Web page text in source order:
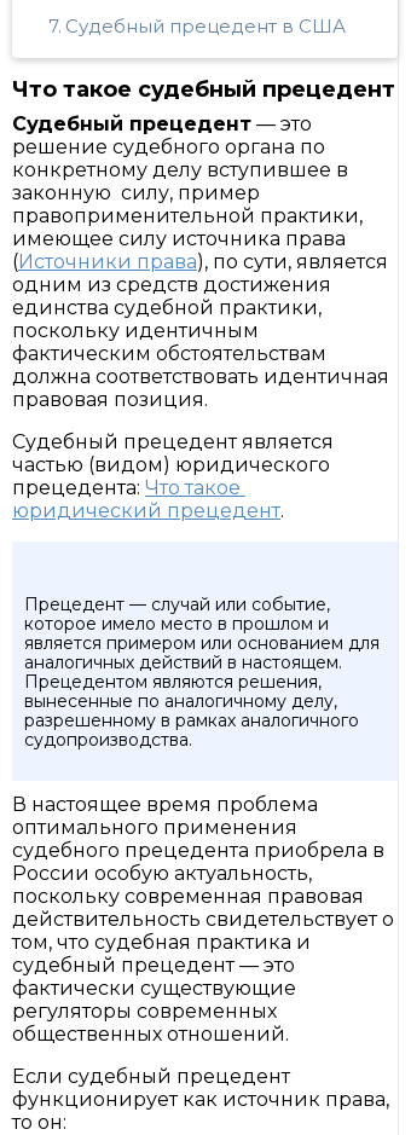
Судебный прецедент в США
Что такое судебный прецедент
Судебный прецедент — это
решение судебного органа по
конкретному делу вступившее в
законную силу, пример
правоприменительной практики,
имеющее силу источника права
(Источники права), по сути, является
одним из средств достижения
единства судебной практики,
поскольку идентичным
фактическим обстоятельствам
должна соответствовать идентичная
правовая позиция.
Судебный прецедент является
частью (видом) юридического
прецедента: Что такое
юридический прецедент.
Прецедент — случай или событие,
которое имело место в прошлом и
является примером или основанием для
аналогичных действий в настоящем.
Прецедентом являются решения,
вынесенные по аналогичному делу,
разрешенному в рамках аналогичного
судопроизводства.
В настоящее время проблема
оптимального применения
судебного прецедента приобрела в
России особую актуальность,
поскольку современная правовая
действительность свидетельствует о
том, что судебная практика и
судебный прецедент — это
фактически существующие
регуляторы современных
общественных отношений.
Если судебный прецедент
функционирует как источник права,
то он: